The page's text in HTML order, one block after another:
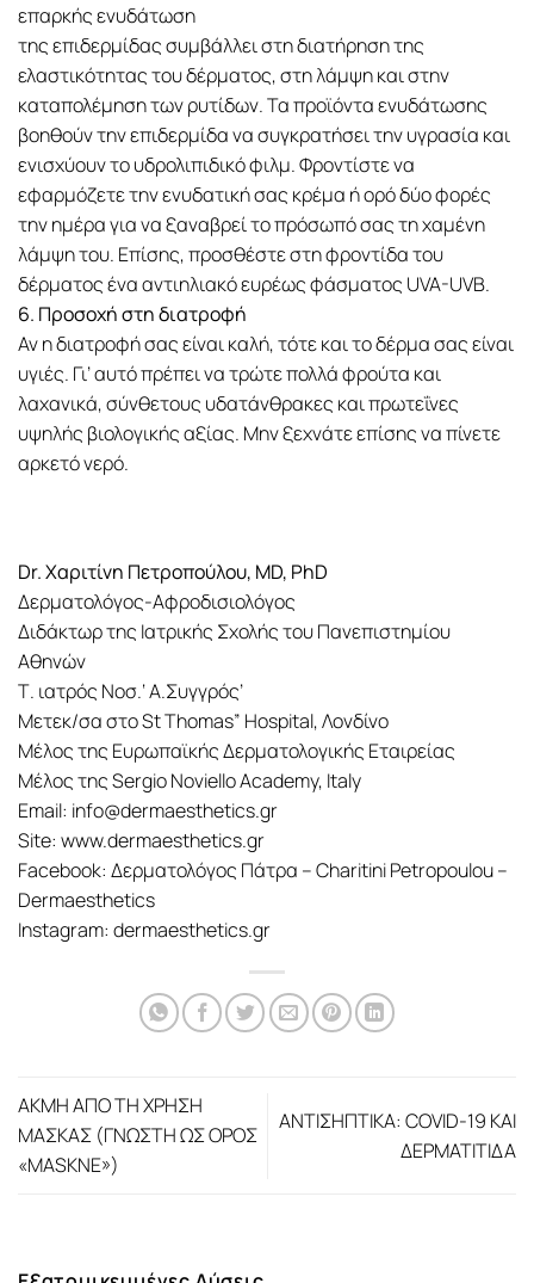
επαρκής ενυδάτωση
της επιδερμίδας συμβάλλει στη διατήρηση της
ελαστικότητας του δέρματος, στη λάμψη και στην
καταπολέμηση των ρυτίδων. Τα προϊόντα ενυδάτωσης
βοηθούν την επιδερμίδα να συγκρατήσει την υγρασία και
ενισχύουν το υδρολιπιδικό φιλμ. Φροντίστε να
εφαρμόζετε την ενυδατική σας κρέμα ή ορό δύο φορές
την ημέρα για να ξαναβρεί το πρόσωπό σας τη χαμένη
λάμψη του. Επίσης, προσθέστε στη φροντίδα του
δέρματος ένα αντιηλιακό ευρέως φάσματος UVA-UVB.
6. Προσοχή στη διατροφή
Αν η διατροφή σας είναι καλή, τότε και το δέρμα σας είναι
υγιές. Γι’ αυτό πρέπει να τρώτε πολλά φρούτα και
λαχανικά, σύνθετους υδατάνθρακες και πρωτεΐνες
υψηλής βιολογικής αξίας. Μην ξεχνάτε επίσης να πίνετε
αρκετό νερό.
Dr. Χαριτίνη Πετροπούλου, MD, PhD
Δερματολόγος-Αφροδισιολόγος
Διδάκτωρ της Ιατρικής Σχολής του Πανεπιστημίου
Αθηνών
Τ. ιατρός Νοσ.‘ Α.Συγγρός’
Μετεκ/σα στο St Thomas” Hospital, Λονδίνο
Μέλος της Ευρωπαϊκής Δερματολογικής Εταιρείας
Μέλος της Sergio Noviello Academy, Italy
Email: info@dermaesthetics.gr
Site: www.dermaesthetics.gr
Facebook: Δερματολόγος Πάτρα – Charitini Petropoulou –
Dermaesthetics
Instagram: dermaesthetics.gr
ΑΚΜΗ ΑΠΟ ΤΗ ΧΡΗΣΗ
ΜΑΣΚΑΣ (ΓΝΩΣΤΗ ΩΣ ΟΡΟΣ
«MASKNE»)
ΑΝΤΙΣΗΠΤΙΚΑ: COVID-19 ΚΑΙ
ΔΕΡΜΑΤΙΤΙΔΑ